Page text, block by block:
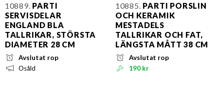
10889. PARTI
SERVISDELAR
ENGLAND BLA
TALLRIKAR, STÖRSTA
DIAMETER 28 CM
Avslutat rop
Osåld
10885. PARTI PORSLIN
OCH KERAMIK
MESTADELS
TALLRIKAR OCH FAT,
LÄNGSTA MÅTT 38 CM
Avslutat rop
190 kr